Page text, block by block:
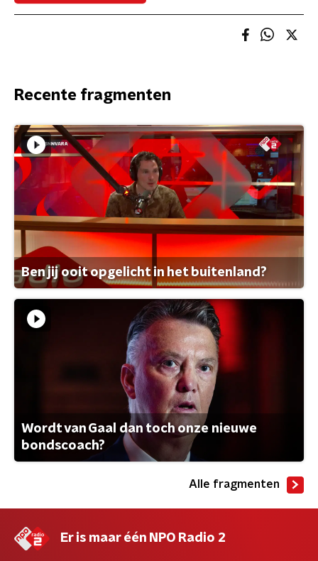
Recente fragmenten
Ben jij ooit opgelicht in het buitenland?
Wordt van Gaal dan toch onze nieuwe
bondscoach?
Alle fragmenten
Er is maar één NPO Radio 2